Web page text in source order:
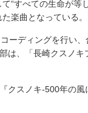
“すべての生命が等
楽曲となっている。
ーディングを行い
は、「長崎クスノ
クスノキ-500年の風